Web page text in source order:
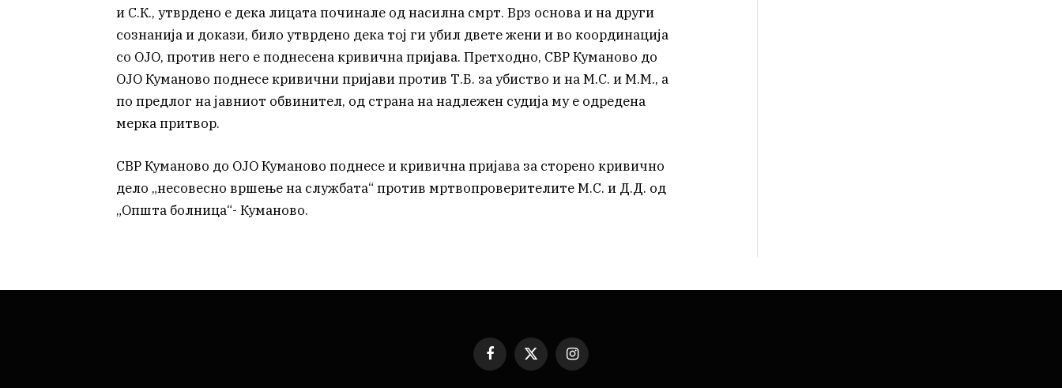
и С.К., утврдено е дека лицата починале од насилна смрт. Врз основа и на други
сознанија и докази, било утврдено дека тој ги убил двете жени и во координација
со ОЈО, против него е поднесена кривична пријава. Претходно, СВР Куманово до
ОЈО Куманово поднесе кривични пријави против Т.Б. за убиство и на М.С. и М.М., а
по предлог на јавниот обвинител, од страна на надлежен судија му е одредена
мерка притвор.
СВР Куманово до ОЈО Куманово поднесе и кривична пријава за сторено кривично
дело „несовесно вршење на службата“ против мртвопроверителите М.С. и Д.Д. од
„Општа болница“- Куманово.
Facebook
X
(Twitter)
Instagram